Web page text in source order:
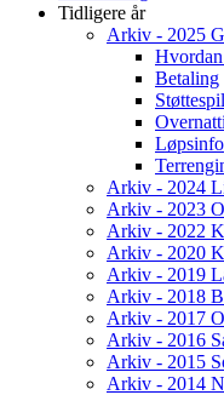
Tidligere år
Arkiv - 2025
Betaling
Løpsinfo
Arkiv - 2024
Arkiv - 2023
Arkiv - 2022
Arkiv - 2020
Arkiv - 2019
Arkiv - 2018
Arkiv - 2017
Arkiv - 2016
Arkiv - 2015
Arkiv - 2014